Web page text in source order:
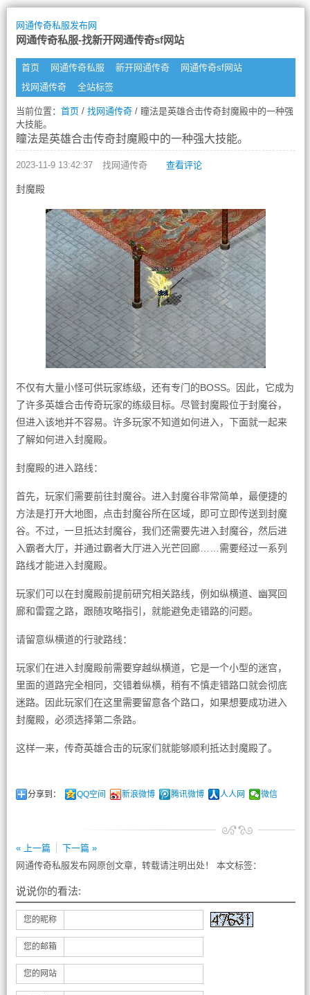
网通传奇私服发布网
网通传奇私服-找新开网通传奇sf网站
首页 网通传奇私服 新开网通传奇
网通传奇sf网站
找网通传奇
全站标签
当前位置： 首页/ 找网通传奇/ 瞳法是英雄合击传奇封魔殿中的一种强
大技能。
瞳法是英雄合击传奇封魔殿中的一种强大技能。
2023-11-9 13:42:37 找网通传奇 查看评论
封魔殿
不仅有大量小怪可供玩家练级，还有专门的BOSS。因此，它成为
了许多英雄合击传奇玩家的练级目标。尽管封魔殿位于封魔谷，
但进入该地并不容易。许多玩家不知道如何进入，下面就一起来
了解如何进入封魔殿。
封魔殿的进入路线：
首先，玩家们需要前往封魔谷。进入封魔谷非常简单，最便捷的
方法是打开大地图，点击封魔谷所在区域，即可立即传送到封魔
谷。不过，一旦抵达封魔谷，我们还需要先进入封魔谷，然后进
入霸者大厅，并通过霸者大厅进入光芒回廊……需要经过一系列
路线才能进入封魔殿。
玩家们可以在封魔殿前提前研究相关路线，例如纵横道、幽冥回
廊和雷霆之路，跟随攻略指引，就能避免走错路的问题。
请留意纵横道的行驶路线：
玩家们在进入封魔殿前需要穿越纵横道，它是一个小型的迷宫，
里面的道路完全相同，交错着纵横，稍有不慎走错路口就会彻底
迷路。因此玩家们在这里需要留意各个路口，如果想要成功进入
封魔殿，必须选择第二条路。
这样一来，传奇英雄合击的玩家们就能够顺利抵达封魔殿了。
分享到： QQ空间 新浪微博 腾讯微博 人人网 微信
« 上一篇
下一篇 »
网通传奇私服发布网原创文章，转载请注明出处！ 本文标签：
说说你的看法:
您的昵称
您的邮箱
您的网站